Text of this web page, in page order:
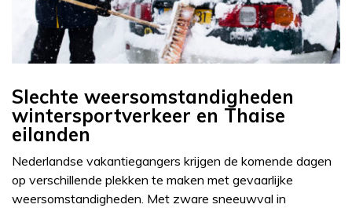
Slechte weersomstandigheden
wintersportverkeer en Thaise
eilanden
Nederlandse vakantiegangers krijgen de komende dagen
op verschillende plekken te maken met gevaarlijke
weersomstandigheden. Met zware sneeuwval in